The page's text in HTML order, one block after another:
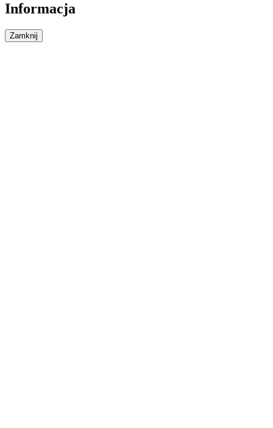
Informacja
Zamknij